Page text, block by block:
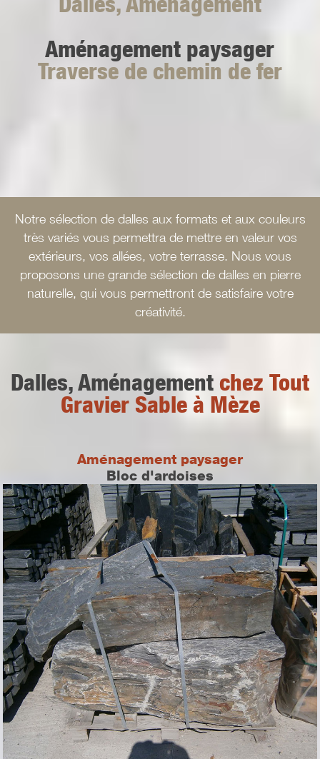
Aménagement paysager
Traverse de chemin de fer
Notre sélection de dalles aux formats et aux couleurs
très variés vous permettra de mettre en valeur vos
extérieurs, vos allées, votre terrasse. Nous vous
proposons une grande sélection de dalles en pierre
naturelle, qui vous permettront de satisfaire votre
créativité.
Dalles, Aménagement chez Tout
Gravier Sable à Mèze
Aménagement paysager
Bloc d'ardoises